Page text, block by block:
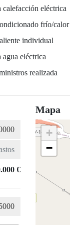
calefacción eléctrica
frío/calor
individual
agua eléctrica
realizada
€
Mapa
+
−